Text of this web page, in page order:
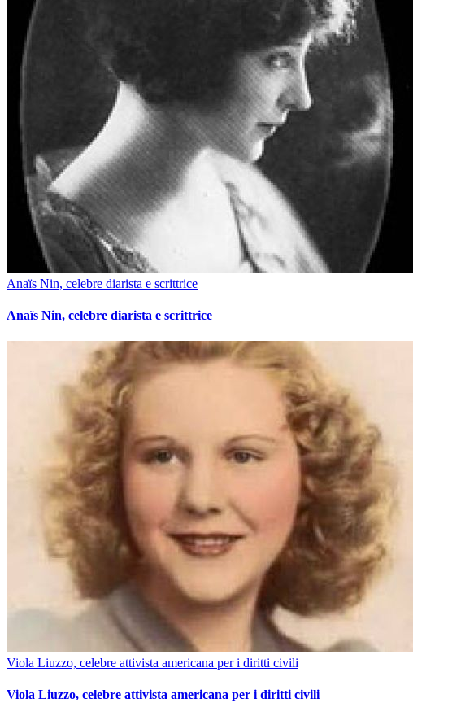
Anaïs Nin, celebre diarista e scrittrice
Anaïs Nin, celebre diarista e scrittrice
Viola Liuzzo, celebre attivista americana per i diritti civili
Viola Liuzzo, celebre attivista americana per i diritti civili